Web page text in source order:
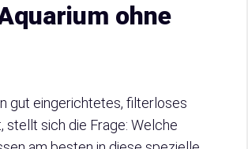
ohne
gut eingerichtetes, filterloses
stellt sich die Frage: Welche